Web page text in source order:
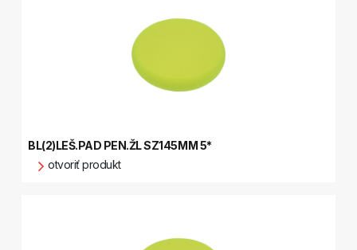
BL(2)LEŠ.PAD PEN.ŽL SZ145MM 5*
otvoriť produkt